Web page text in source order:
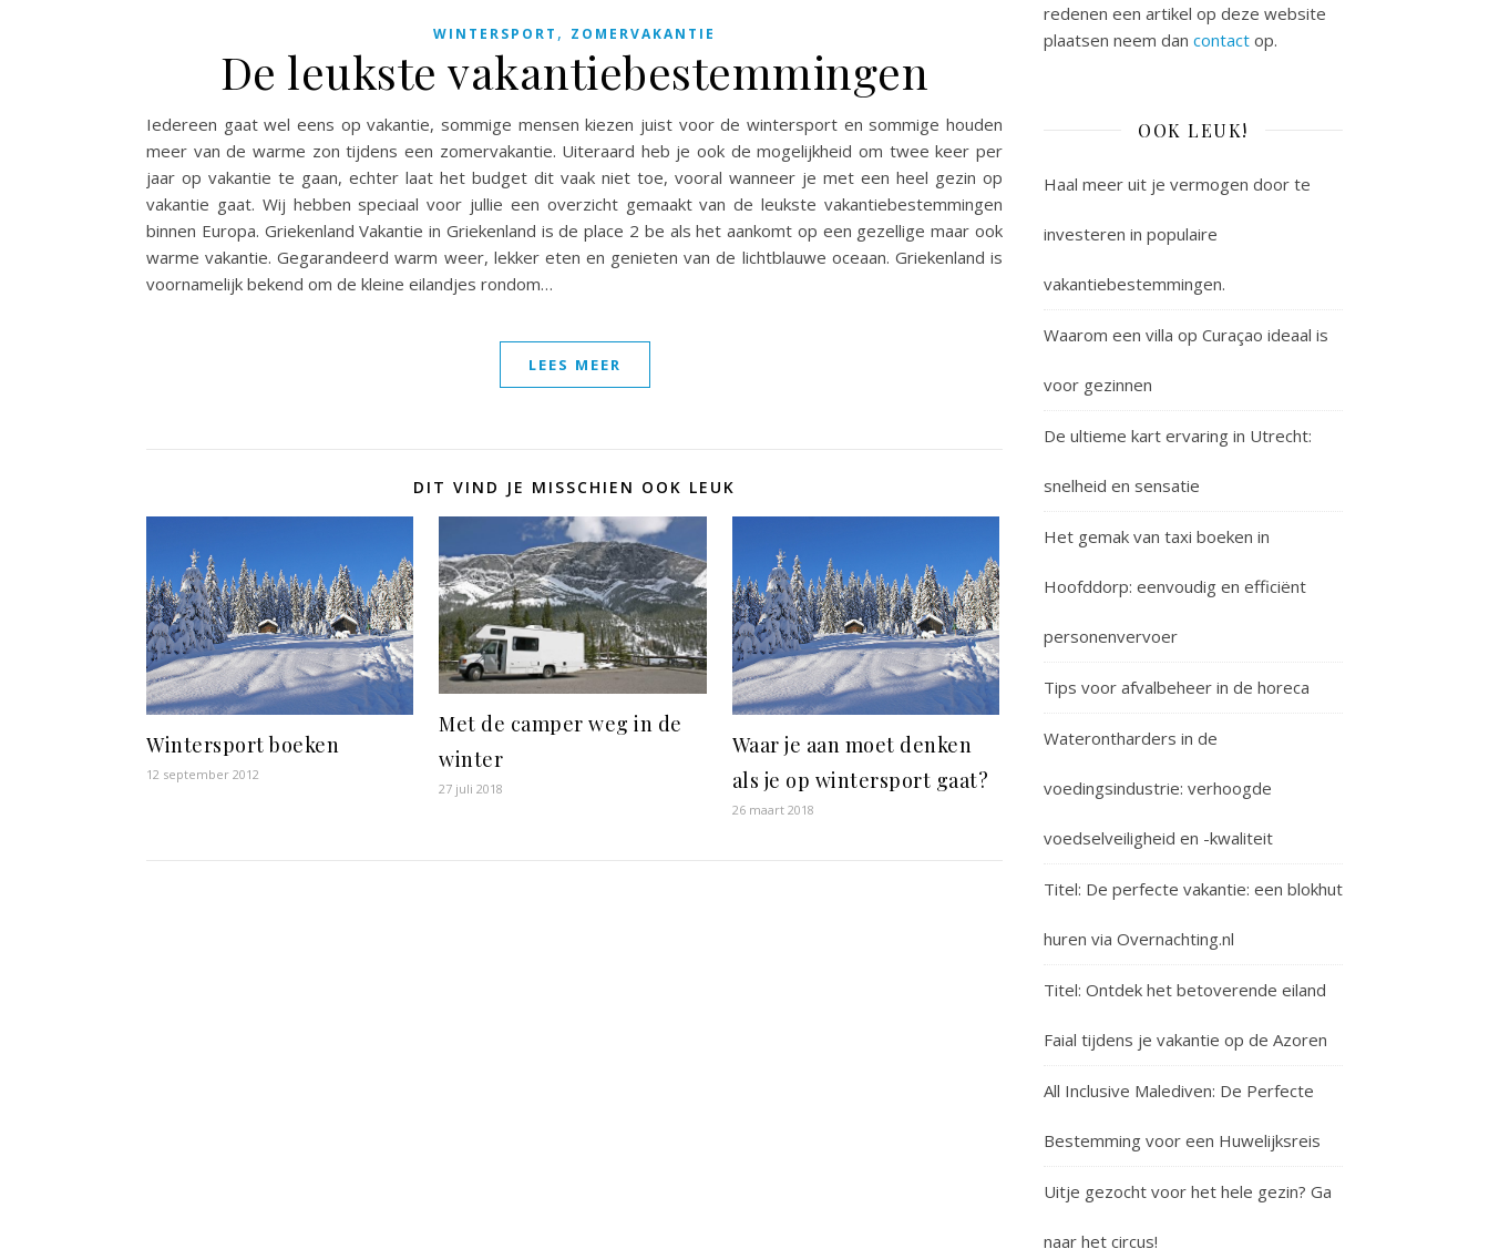
WINTERSPORT , ZOMERVAKANTIE
De leukste vakantiebestemmingen
Iedereen gaat wel eens op vakantie, sommige mensen kiezen juist voor de wintersport en sommige houden
meer van de warme zon tijdens een zomervakantie. Uiteraard heb je ook de mogelijkheid om twee keer per
jaar op vakantie te gaan, echter laat het budget dit vaak niet toe, vooral wanneer je met een heel gezin op
vakantie gaat. Wij hebben speciaal voor jullie een overzicht gemaakt van de leukste vakantiebestemmingen
binnen Europa. Griekenland Vakantie in Griekenland is de place 2 be als het aankomt op een gezellige maar ook
warme vakantie. Gegarandeerd warm weer, lekker eten en genieten van de lichtblauwe oceaan. Griekenland is
voornamelijk bekend om de kleine eilandjes rondom…
LEES MEER
DIT VIND JE MISSCHIEN OOK LEUK
Wintersport boeken
12 september 2012
Met de camper weg in de
winter
27 juli 2018
Waar je aan moet denken
als je op wintersport gaat?
26 maart 2018
redenen een artikel op deze website
plaatsen neem dan contact op.
OOK LEUK!
Haal meer uit je vermogen door te
investeren in populaire
vakantiebestemmingen.
Waarom een villa op Curaçao ideaal is
voor gezinnen
De ultieme kart ervaring in Utrecht:
snelheid en sensatie
Het gemak van taxi boeken in
Hoofddorp: eenvoudig en efficiënt
personenvervoer
Tips voor afvalbeheer in de horeca
Waterontharders in de
voedingsindustrie: verhoogde
voedselveiligheid en -kwaliteit
Titel: De perfecte vakantie: een blokhut
huren via Overnachting.nl
Titel: Ontdek het betoverende eiland
Faial tijdens je vakantie op de Azoren
All Inclusive Malediven: De Perfecte
Bestemming voor een Huwelijksreis
Uitje gezocht voor het hele gezin? Ga
naar het circus!